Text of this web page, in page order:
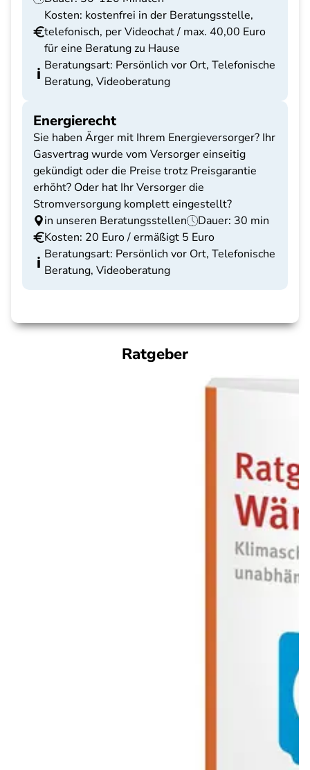
Kosten: kostenfrei in der Beratungsstelle,
telefonisch, per Videochat / max. 40,00 Euro
für eine Beratung zu Hause
Beratungsart: Persönlich vor Ort, Telefonische
Beratung, Videoberatung
Energierecht
Sie haben Ärger mit Ihrem Energieversorger? Ihr
Gasvertrag wurde vom Versorger einseitig
gekündigt oder die Preise trotz Preisgarantie
erhöht? Oder hat Ihr Versorger die
Stromversorgung komplett eingestellt?
in unseren Beratungsstellen
Dauer: 30 min
Kosten: 20 Euro / ermäßigt 5 Euro
Beratungsart: Persönlich vor Ort, Telefonische
Beratung, Videoberatung
Ratgeber